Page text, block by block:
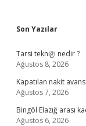
Sidebar
Son Yazılar
Tarsi tekniği nedir ?
Ağustos 8, 2026
Kapatılan nakit avans
Ağustos 7, 2026
Bingöl Elazığ arası
Ağustos 6, 2026